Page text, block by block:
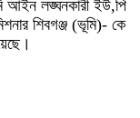
আইন লঙ্ঘনকারী ইউ,পি
শিবগঞ্জ (ভূমি)- কে